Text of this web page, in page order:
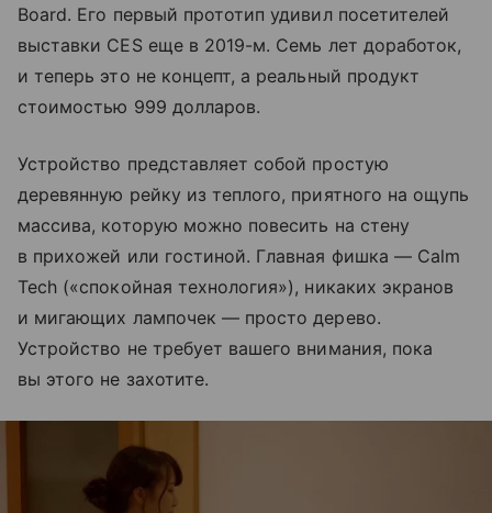
Board. Его первый прототип удивил посетителей
выставки CES еще в 2019-м. Семь лет доработок,
и теперь это не концепт, а реальный продукт
стоимостью 999 долларов.
Устройство представляет собой простую
деревянную рейку из теплого, приятного на ощупь
массива, которую можно повесить на стену
в прихожей или гостиной. Главная фишка — Calm
Tech («спокойная технология»), никаких экранов
и мигающих лампочек — просто дерево.
Устройство не требует вашего внимания, пока
вы этого не захотите.